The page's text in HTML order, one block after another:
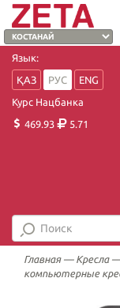
Язык:
ҚАЗ
РУС
ENG
Курс Нацбанка
469.93
5.71
Главная— Кресла
компьютерные